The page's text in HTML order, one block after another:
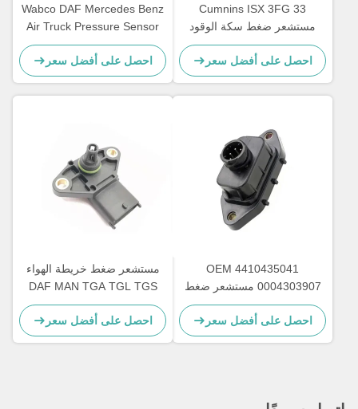
Cumnins ISX 3FG
ضغط سكة الوقود
OEM 5PP5 3
على أفضل سعر
Wabco DAF Mercedes Benz
Air Truck Pressure Sensor
4410430021 9325000011
1518729
احصل على أفضل سعر
OEM 4410435041
0004303907 مستشعر ضغط
دفعة لمرسيدس بنز
ATEGO 3
على أفضل سعر
مستشعر ضغط خريطة الهواء
DAF MAN TGA TGL TGS
51274210216 0281002655
احصل على أفضل سعر